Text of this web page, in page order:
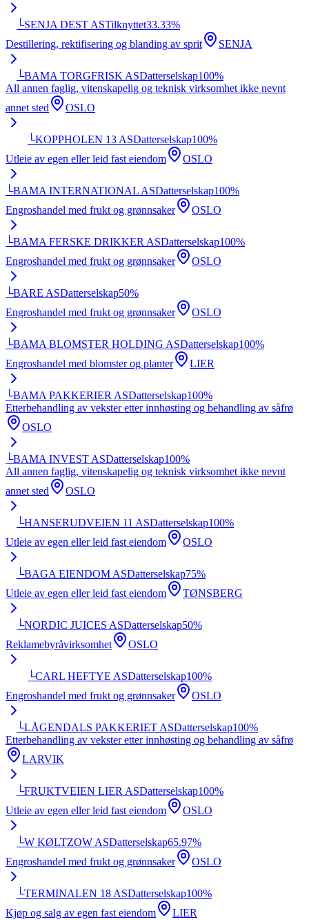
└SENJA DEST ASTilknyttet33.33%
Destillering, rektifisering og blanding av sprit
SENJA
└BAMA TORGFRISK ASDatterselskap100%
All annen faglig, vitenskapelig og teknisk virksomhet ikke nevnt
annet sted
OSLO
└KOPPHOLEN 13 ASDatterselskap100%
Utleie av egen eller leid fast eiendom
OSLO
└BAMA INTERNATIONAL ASDatterselskap100%
Engroshandel med frukt og grønnsaker
OSLO
└BAMA FERSKE DRIKKER ASDatterselskap100%
Engroshandel med frukt og grønnsaker
OSLO
└BARE ASDatterselskap50%
Engroshandel med frukt og grønnsaker
OSLO
└BAMA BLOMSTER HOLDING ASDatterselskap100%
Engroshandel med blomster og planter
LIER
└BAMA PAKKERIER ASDatterselskap100%
Etterbehandling av vekster etter innhøsting og behandling av såfrø
OSLO
└BAMA INVEST ASDatterselskap100%
All annen faglig, vitenskapelig og teknisk virksomhet ikke nevnt
annet sted
OSLO
└HANSERUDVEIEN 11 ASDatterselskap100%
Utleie av egen eller leid fast eiendom
OSLO
└BAGA EIENDOM ASDatterselskap75%
Utleie av egen eller leid fast eiendom
TØNSBERG
└NORDIC JUICES ASDatterselskap50%
Reklamebyråvirksomhet
OSLO
└CARL HEFTYE ASDatterselskap100%
Engroshandel med frukt og grønnsaker
OSLO
└LÅGENDALS PAKKERIET ASDatterselskap100%
Etterbehandling av vekster etter innhøsting og behandling av såfrø
LARVIK
└FRUKTVEIEN LIER ASDatterselskap100%
Utleie av egen eller leid fast eiendom
OSLO
└W KØLTZOW ASDatterselskap65.97%
Engroshandel med frukt og grønnsaker
OSLO
└TERMINALEN 18 ASDatterselskap100%
Kjøp og salg av egen fast eiendom
LIER